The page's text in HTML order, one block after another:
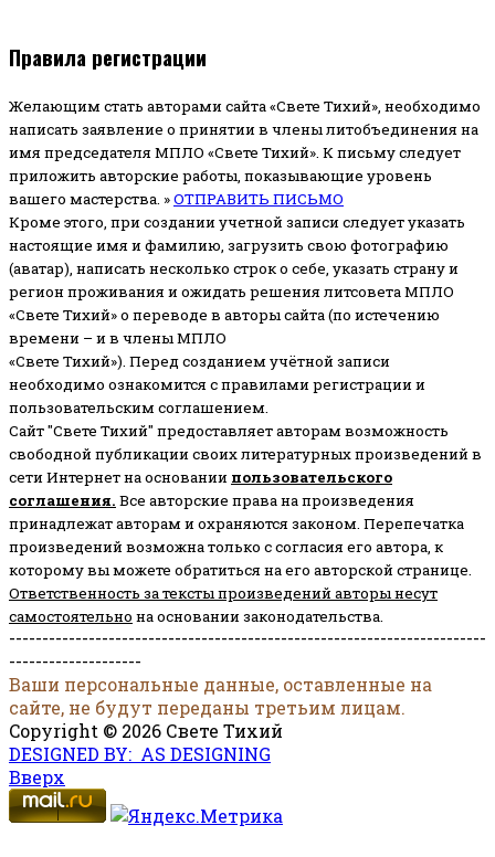
Правила регистрации
Желающим стать авторами сайта «Свете Тихий», необходимо
написать заявление о принятии в члены литобъединения на
имя председателя МПЛО «Свете Тихий». К письму следует
приложить авторские работы, показывающие уровень
вашего мастерства. »ОТПРАВИТЬ ПИСЬМО
Кроме этого, при создании учетной записи следует указать
настоящие имя и фамилию, загрузить свою фотографию
(аватар), написать несколько строк о себе, указать страну и
регион проживания и ожидать решения литсовета МПЛО
«Свете Тихий» о переводе в авторы сайта (по истечению
времени – и в члены МПЛО
«Свете Тихий»). Перед созданием учётной записи
необходимо ознакомится с правилами регистрации и
пользовательским соглашением.
Сайт "Свете Тихий" предоставляет авторам возможность
свободной публикации своих литературных произведений в
сети Интернет на основании пользовательского
соглашения. Все авторские права на произведения
принадлежат авторам и охраняются законом. Перепечатка
произведений возможна только с согласия его автора, к
которому вы можете обратиться на его авторской странице.
Ответственность за тексты произведений авторы несут
самостоятельно на основании законодательства.
------------------------------------------------------------------------
--------------------
Ваши персональные данные, оставленные на
сайте, не будут переданы третьим лицам.
Copyright © 2026 Свете Тихий
DESIGNED BY: AS DESIGNING
Вверх